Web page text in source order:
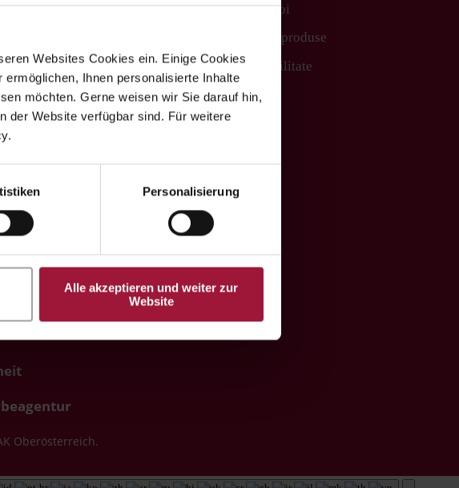
Websites Cookies ein. Einige Cookies
Ihnen personalisierte Inhalte
möchten. Gerne weisen wir Sie darauf hin,
der Website verfügbar sind. Für weitere
Personalisierung
Alle akzeptieren und weiter zur
Website
80
Pfaffstätt
7742 / 32 08 –
de deschidere:
-13:00
Despre noi
Gama de produse
Sustenabilitate
Contact
Oberösterreich.